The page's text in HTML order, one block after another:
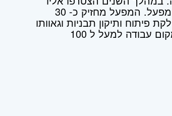
ילדיו אשר עובדים יחד איתו כתף אל כתף בניהול המפעל. המפעל מחזיק כ- 30
הדפסה, מחלקת פיתוח ותיקון תבניות וגאוותו
העיקרית על האפשרות ליצור בארץ ישראל ולתת מקום עבודה למעל ל 100